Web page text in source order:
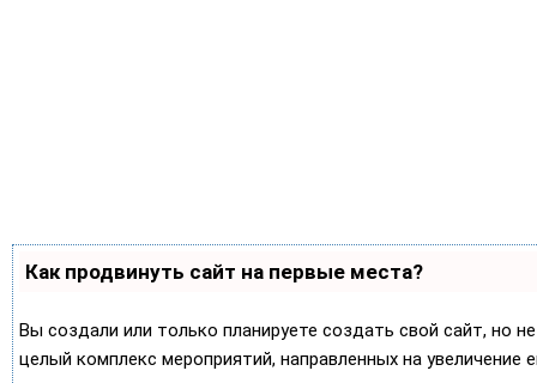
Как продвинуть сайт на первые места?
Вы создали или только планируете создать свой сайт, но
целый комплекс мероприятий, направленных на